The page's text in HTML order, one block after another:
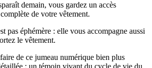
demain, vous gardez un accès
de votre vêtement.
pas éphémère : elle vous accompagne aussi
le vêtement.
de ce jumeau numérique bien plus
: un témoin vivant du cycle de vie du